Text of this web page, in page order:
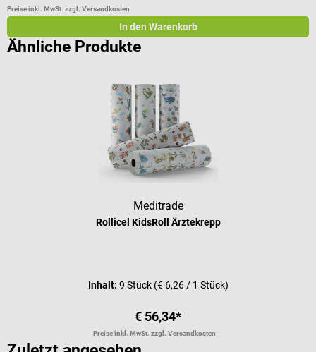
Preise inkl. MwSt. zzgl. Versandkosten
In den Warenkorb
Ähnliche Produkte
Meditrade
Rollicel KidsRoll Ärztekrepp
Inhalt: 9 Stück (€ 6,26 / 1 Stück)
€ 56,34*
Preise inkl. MwSt. zzgl. Versandkosten